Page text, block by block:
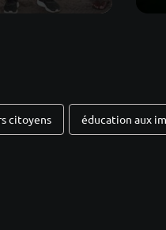
citoyens éducation aux